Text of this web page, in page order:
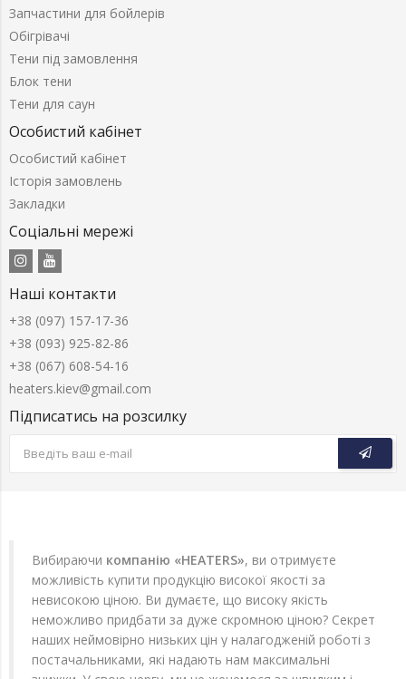
Запчастини для бойлерів
Обігрівачі
Тени під замовлення
Блок тени
Тени для саун
Особистий кабінет
Особистий кабінет
Історія замовлень
Закладки
Соціальні мережі
Наші контакти
+38 (097) 157-17-36
+38 (093) 925-82-86
+38 (067) 608-54-16
heaters.kiev@gmail.com
Підписатись на розсилку
Вибираючи компанію «HEATERS», ви отримуєте
можливість купити продукцію високої якості за
невисокою ціною. Ви думаєте, що високу якість
неможливо придбати за дуже скромною ціною? Секрет
наших неймовірно низьких цін у налагодженій роботі з
постачальниками, які надають нам максимальні